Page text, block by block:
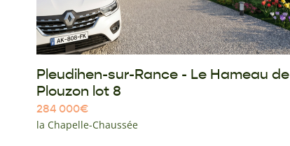
Pleudihen-sur-Rance - Le Hameau de
Plouzon lot 8
284 000€
la Chapelle-Chaussée